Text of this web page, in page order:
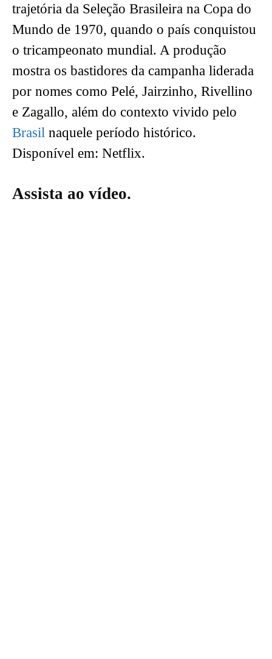
trajetória da Seleção Brasileira na Copa do
Mundo de 1970, quando o país conquistou
o tricampeonato mundial. A produção
mostra os bastidores da campanha liderada
por nomes como Pelé, Jairzinho, Rivellino
e Zagallo, além do contexto vivido pelo
Brasil naquele período histórico.
Disponível em: Netflix.
Assista ao vídeo.